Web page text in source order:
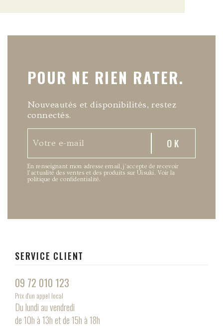
SERVICE CLIENT
09 72 010 123
Prix d'un appel local
Du lundi au vendredi
de 10h à 13h et de 15h à 18h
POUR NE RIEN RATER.
Nouveautés et disponibilités, restez
connectés.
En renseignant mon adresse email, j’accepte de recevoir
l’actualité des ventes et des produits sur Uisuki. Voir la
politique de confidentialité.